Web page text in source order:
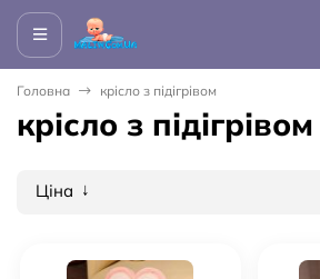
Головна крісло з підігрівом
крісло з підігрівом
Ціна